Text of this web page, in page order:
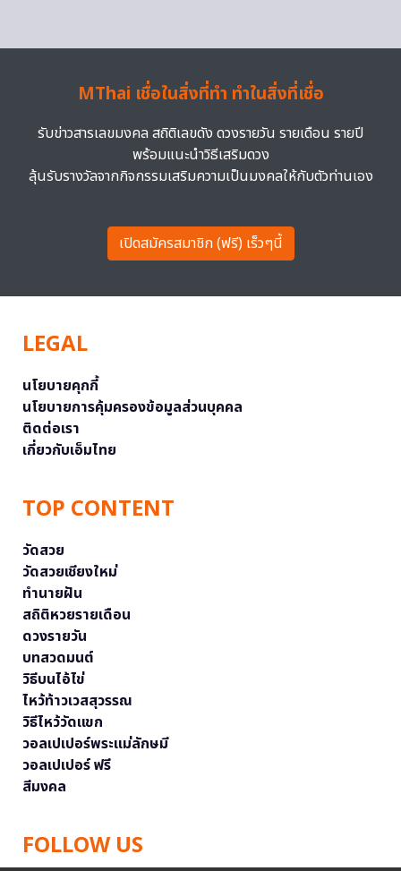
MThai เชื่อในสิ่งที่ทำ ทำในสิ่งที่เชื่อ
รับข่าวสารเลขมงคล สถิติเลขดัง ดวงรายวัน รายเดือน รายปี
พร้อมแนะนำวิธีเสริมดวง
ลุ้นรับรางวัลจากกิจกรรมเสริมความเป็นมงคลให้กับตัวท่านเอง
เปิดสมัครสมาชิก (ฟรี) เร็วๆนี้
LEGAL
นโยบายคุกกี้
นโยบายการคุ้มครองข้อมูลส่วนบุคคล
ติดต่อเรา
เกี่ยวกับเอ็มไทย
TOP CONTENT
วัดสวย
วัดสวยเชียงใหม่
ทำนายฝัน
สถิติหวยรายเดือน
ดวงรายวัน
บทสวดมนต์
วิธีบนไอ้ไข่
ไหว้ท้าวเวสสุวรรณ
วิธีไหว้วัดแขก
วอลเปเปอร์พระแม่ลักษมี
วอลเปเปอร์ ฟรี
สีมงคล
FOLLOW US